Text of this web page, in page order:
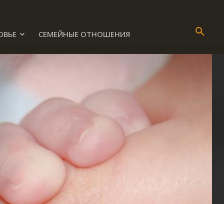
СЕМЕЙНЫЕ ОТНОШЕНИЯ